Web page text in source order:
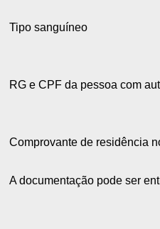
Tipo sanguíneo
RG e CPF da pessoa com
Comprovante de residência
A documentação pode ser